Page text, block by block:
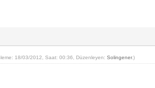
18/03/2012, Saat: 00:36, Düzenleyen:Solingener.)